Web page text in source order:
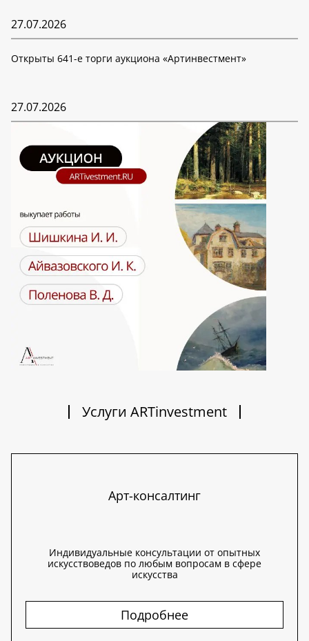
27.07.2026
Открыты 641-е торги аукциона «Артинвестмент»
27.07.2026
Услуги ARTinvestment
Арт-консалтинг
Индивидуальные консультации от опытных
искусствоведов по любым вопросам в сфере
искусства
Подробнее